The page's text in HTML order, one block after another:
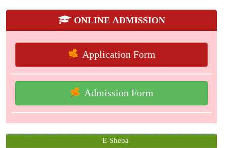
ONLINE ADMISSION
Application Form
Admission Form
E-Sheba